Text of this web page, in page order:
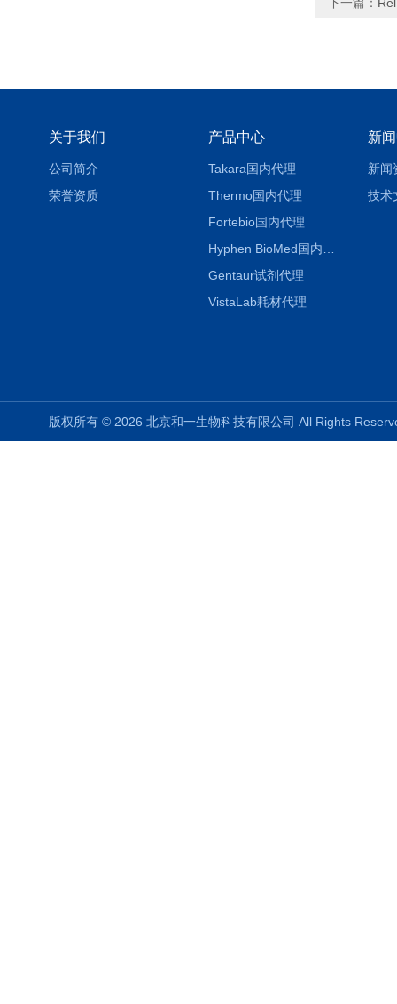
关于我们
公司简介
荣誉资质
产品中心
Takara国内代理
Thermo国内代理
Fortebio国内代理
Gentaur试剂代理
VistaLab耗材代理
新
新闻
技术
版权所有 © 2026 北京和一生物科技有限公司 All Rights